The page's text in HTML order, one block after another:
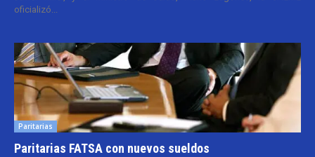
oficializó...
Paritarias
Paritarias FATSA con nuevos sueldos